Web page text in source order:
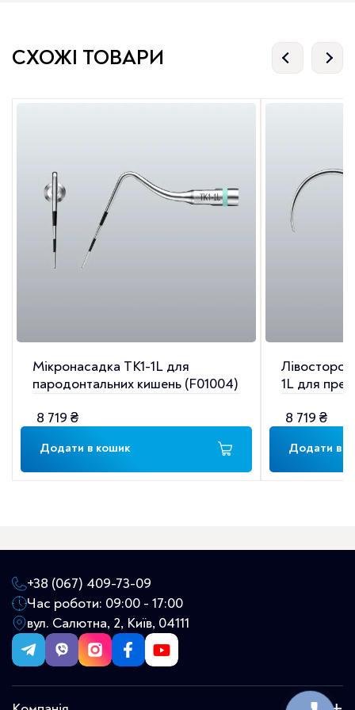
СХОЖІ ТОВАРИ
Мікронасадка TK1-1L для
пародонтальних кишень (F01004)
8 719 ₴
Додати в кошик
1L для
8 719 ₴
Додати в
+38 (067) 409-73-09
Час роботи: 09:00 - 17:00
вул. Салютна, 2, Київ, 04111